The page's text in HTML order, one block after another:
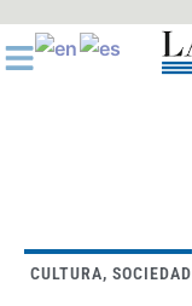
al
contenido
CULTURA, SOCIEDAD